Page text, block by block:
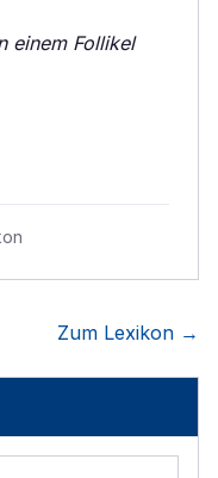
einem Follikel
Zum Lexikon →